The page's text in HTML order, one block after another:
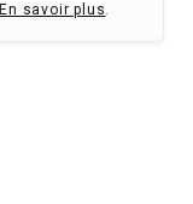
En savoir plus.